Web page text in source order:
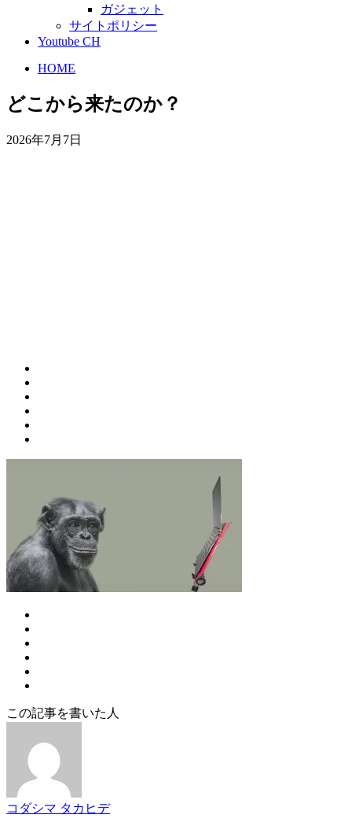
ガジェット
サイトポリシー
Youtube CH
HOME
どこから来たのか？
2026年7月7日
この記事を書いた人
コダシマ タカヒデ